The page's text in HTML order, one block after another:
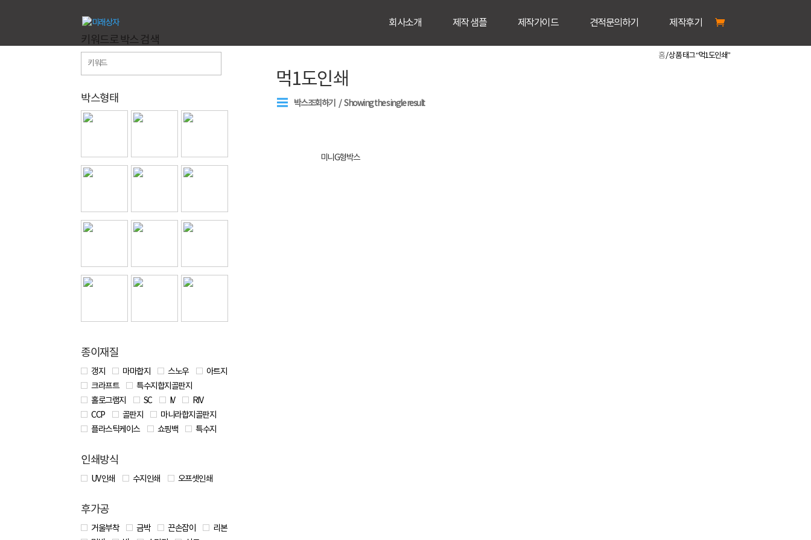
회사소개 제작 샘플 제작가이드 견적문의하기 제작후기
홈/ 상품 태그 “먹1도인쇄”
먹1도인쇄
박스조회하기 Showing the single result
미니G형박스
키워드로 박스 검색
박스형태
종이재질
갱지 마마합지 스노우
아트지
크라프트
특수지합지골판지
홀로그램지
SC IV
RIV
CCP
골판지
마니라합지골판지
플라스틱케이스
쇼핑백 특수지
인쇄방식
UV 인쇄 수지인쇄 오프셋인쇄
후가공
거울부착 금박 끈손잡이
리본